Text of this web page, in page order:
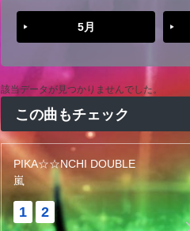
5月
該当データが見つかりませんでした。
この曲もチェック
PIKA☆☆NCHI DOUBLE
嵐
1 2